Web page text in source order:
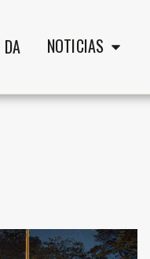
DA NOTICIAS